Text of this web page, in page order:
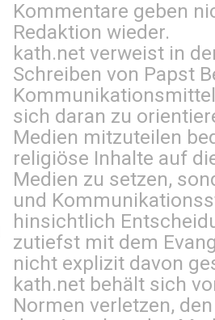
Kommentare geben
Redaktion wieder.
kath.net verweist in
Schreiben von Papst
sich daran zu
Medien mitzuteilen
religiöse Inhalte auf
Medien zu setzen,
und
hinsichtlich
zutiefst mit dem
nicht explizit davon
kath.net behält sich
Normen verletzen,